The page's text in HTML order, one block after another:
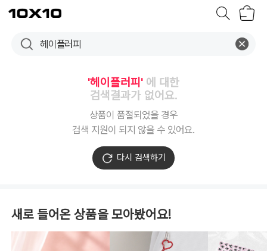
텐
바
'헤이플러피' 에 대한
검색결과가 없어요.
상품이 품절되었을 경우
검색 지원이 되지 않을 수 있어요.
다시 검색하기
새로 들어온 상품을 모아봤어요!